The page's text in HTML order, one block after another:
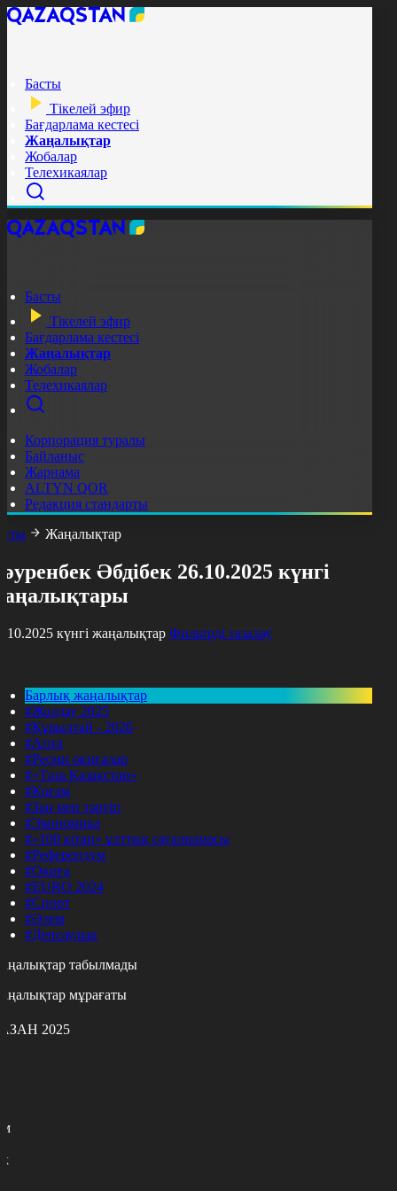
Басты
Тікелей эфир
Бағдарлама кестесі
Жаңалықтар
Жобалар
Телехикаялар
Басты
Тікелей эфир
Бағдарлама кестесі
Жаңалықтар
Жобалар
Телехикаялар
Корпорация туралы
Байланыс
Жарнама
ALTYN QOR
Редакция стандарты
Жаңалықтар
Әбдібек 26.10.2025 күнгі
күнгі жаңалықтар Фильтрді тазалау
Барлық жаңалықтар
#Жолдау 2025
#Құрылтай - 2026
#Апта
#Ресми оқиғалар
#«Таза Қазақстан»
#Қоғам
#Заң мен тәртіп
#Экономика
#«100 кітап» ұлттық сауалнамасы
#Референдум
#Оқиға
#EURO 2024
#Спорт
#Әлем
#Денсаулық
табылмады
мұрағаты
2025